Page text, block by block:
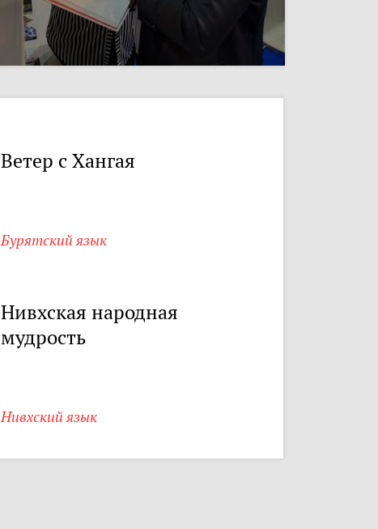
Ветер с Хангая
Бурятский язык
Нивхская народная
мудрость
Нивхский язык